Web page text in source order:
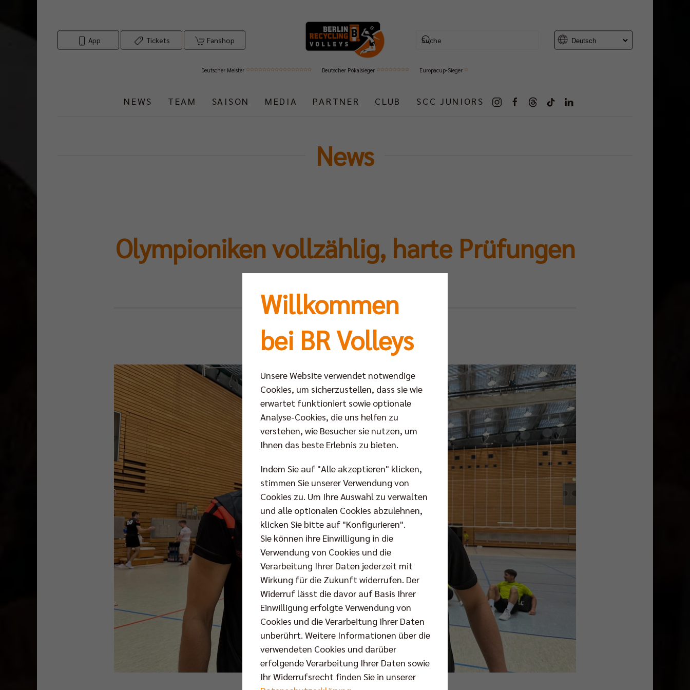
App Tickets Fanshop
Deutscher Meister Deutscher Pokalsieger Europacup-Sieger
NEWS TEAM SAISON MEDIA PARTNER CLUB SCC JUNIORS
News
Olympioniken vollzählig, harte Prüfungen
in Polen
Foto: BR Volleys
Willkommen
bei BR Volleys
Unsere Website verwendet notwendige
Cookies, um sicherzustellen, dass sie wie
erwartet funktioniert sowie optionale
Analyse-Cookies, die uns helfen zu
verstehen, wie Besucher sie nutzen, um
Ihnen das beste Erlebnis zu bieten.
Indem Sie auf "Alle akzeptieren" klicken,
stimmen Sie unserer Verwendung von
Cookies zu. Um Ihre Auswahl zu verwalten
und alle optionalen Cookies abzulehnen,
klicken Sie bitte auf "Konfigurieren".
Sie können ihre Einwilligung in die
Verwendung von Cookies und die
Verarbeitung Ihrer Daten jederzeit mit
Wirkung für die Zukunft widerrufen. Der
Widerruf lässt die davor auf Basis Ihrer
Einwilligung erfolgte Verwendung von
Cookies und die Verarbeitung Ihrer Daten
unberührt. Weitere Informationen über die
verwendeten Cookies und darüber
erfolgende Verarbeitung Ihrer Daten sowie
Ihr Widerrufsrecht finden Sie in unserer